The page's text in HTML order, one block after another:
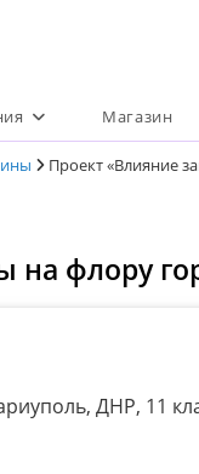
Магазин
Проект «Влияние
на флору
ДНР, 11